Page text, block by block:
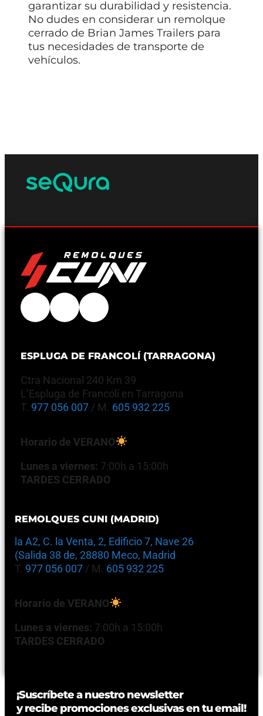
garantizar su durabilidad y resistencia.
No dudes en considerar un remolque
cerrado de Brian James Trailers para
tus necesidades de transporte de
vehículos.
ESPLUGA DE FRANCOLÍ (TARRAGONA)
Ctra Nacional 240 Km 39
L’Espluga de Francolí en Tarragona
T. 977 056 007 / M. 605 932 225
Horario de VERANO
Lunes a viernes: 7:00h a 15:00h
TARDES CERRADO
REMOLQUES CUNI (MADRID)
la A2, C. la Venta, 2, Edificio 7, Nave 26
(Salida 38 de, 28880 Meco, Madrid
T. 977 056 007 / M. 605 932 225
Horario de VERANO
Lunes a viernes: 7:00h a 15:00h
TARDES CERRADO
¡Suscríbete a nuestro newsletter
y recibe promociones exclusivas en tu email!